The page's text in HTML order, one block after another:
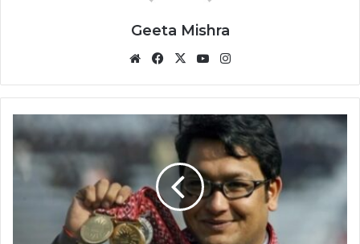
Geeta Mishra
WebsiteFacebook
X YouTube